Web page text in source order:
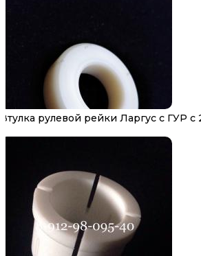
Втулка рулевой рейки Ларгус с ГУР с